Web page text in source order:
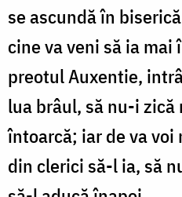
se ascundă în
cine va veni să ia mai
preotul Auxentie,
lua brâul, să nu-i zică
întoarcă; iar de va
din clerici să-l ia, să